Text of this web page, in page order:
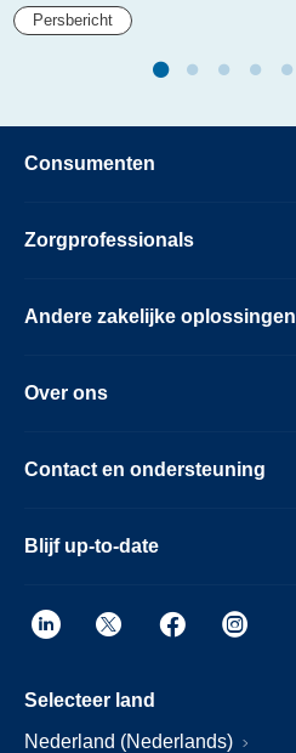
Persbericht
Consumenten
Zorgprofessionals
Andere zakelijke oplossingen
Over ons
Contact en ondersteuning
Blijf up-to-date
Selecteer land
Nederland (Nederlands)